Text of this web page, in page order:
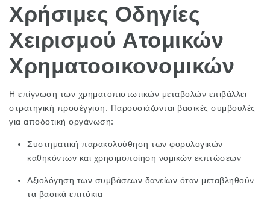
Χρήσιμες Οδηγίες
Χειρισμού Ατομικών
Χρηματοοικονομικών
Η επίγνωση των χρηματοπιστωτικών μεταβολών επιβάλλει
στρατηγική προσέγγιση. Παρουσιάζονται βασικές συμβουλές
για αποδοτική οργάνωση:
Συστηματική παρακολούθηση των φορολογικών
καθηκόντων και χρησιμοποίηση νομικών εκπτώσεων
Αξιολόγηση των συμβάσεων δανείων όταν μεταβληθούν
τα βασικά επιτόκια